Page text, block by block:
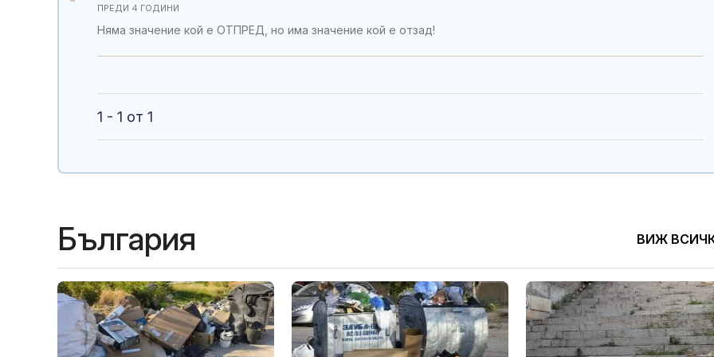
ПРЕДИ 4 ГОДИНИ
Няма значение кой е ОТПРЕД, но има значение кой е отзад!
1 - 1 от 1
България ВИЖ